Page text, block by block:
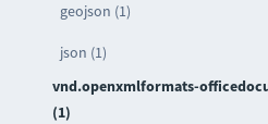
geojson (1)
json (1)
vnd.openxmlformats-
(1)